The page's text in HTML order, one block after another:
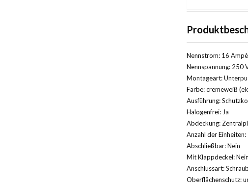
Nennstrom: 16
Nennspannung: 250
Montageart:
Farbe: cremeweiß
Ausführung:
Halogenfrei: Ja
Abdeckung:
Anzahl der Einheiten:
Abschließbar: Nein
Mit Klappdeckel: Nein
Anschlussart:
Oberflächenschutz: